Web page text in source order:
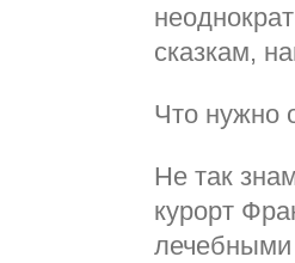
сказкам,
Что нужно
Не так
курорт